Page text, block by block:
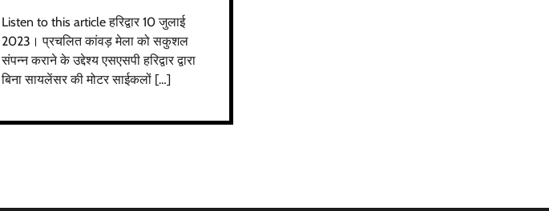
Listen to this article हरिद्वार 10 जुलाई
2023। प्रचलित कांवड़ मेला को सकुशल
संपन्न कराने के उद्देश्य एसएसपी हरिद्वार द्वारा
बिना सायलेंसर की मोटर साईकलों […]